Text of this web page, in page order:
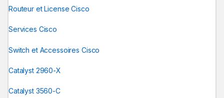
Routeur et License Cisco
Services Cisco
Switch et Accessoires Cisco
Catalyst 2960-X
Catalyst 3560-C